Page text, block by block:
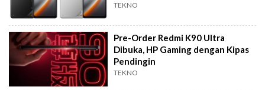
TEKNO
Pre-Order Redmi K90 Ultra
Dibuka, HP Gaming dengan Kipas
Pendingin
TEKNO